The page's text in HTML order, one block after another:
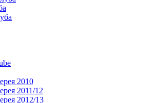
2010
2011/12
2012/13